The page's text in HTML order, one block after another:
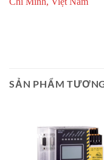
SẢN PHẨM
Giao Ngay